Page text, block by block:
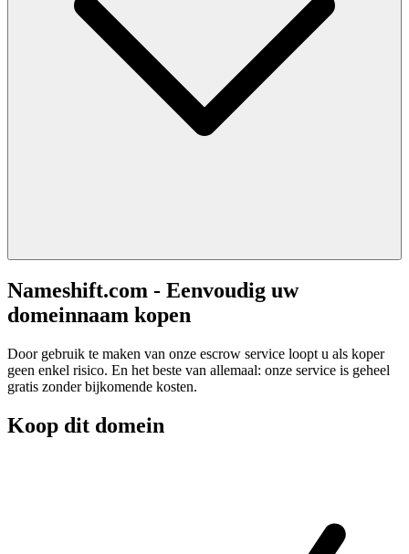
Nameshift.com - Eenvoudig uw
domeinnaam kopen
Door gebruik te maken van onze escrow service loopt u als koper
geen enkel risico. En het beste van allemaal: onze service is geheel
gratis zonder bijkomende kosten.
Koop dit domein